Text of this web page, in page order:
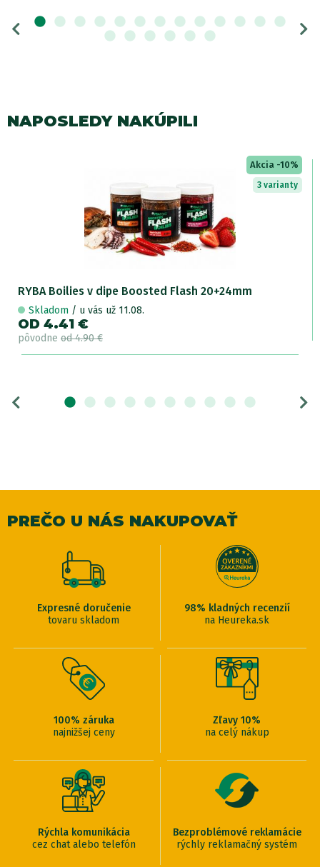
NAPOSLEDY NAKÚPILI
Akcia -10%
3 varianty
RYBA Boilies v dipe Boosted Flash 20+24mm
Skladom / u vás už 11.08.
OD 4.41 €
pôvodne od 4.90 €
PREČO U NÁS NAKUPOVAŤ
Expresné doručenie
tovaru skladom
98% kladných recenzií
na Heureka.sk
100% záruka
najnižšej ceny
Zľavy 10%
na celý nákup
Rýchla komunikácia
cez chat alebo telefón
Bezproblémové reklamácie
rýchly reklamačný systém